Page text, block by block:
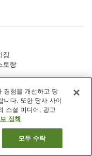
장
토랑
경험을 개선하고 당
니다. 또한 당사 사이
소셜 미디어, 광고
정책
모두 수락